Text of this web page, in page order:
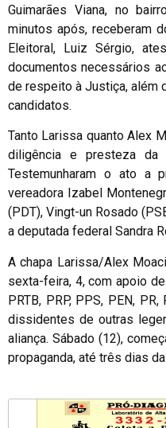
Guimarães Viana, no
minutos após, receberam
Eleitoral, Luiz Sérgio,
documentos necessários
de respeito à Justiça, além
candidatos.
Tanto Larissa quanto Alex
diligência e presteza da
Testemunharam o ato a
vereadora Izabel
(PDT), Vingt-un Rosado
a deputada federal Sandra
A chapa Larissa/Alex
sexta-feira, 4, com apoio
PRTB, PRP, PPS, PEN,
dissidentes de outras
aliança. Sábado (12),
propaganda, até três dias